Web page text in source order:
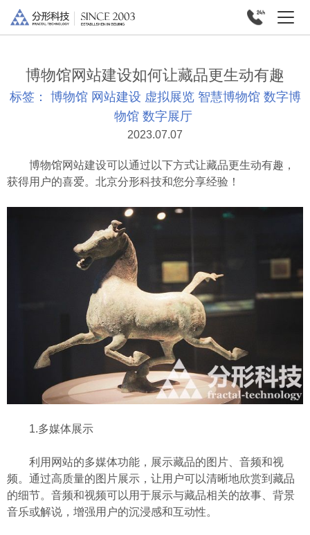
博物馆网站建设如何让藏品更生动有趣
标签： 博物馆 网站建设 虚拟展览 智慧博物馆 数字博
物馆 数字展厅
2023.07.07
博物馆网站建设可以通过以下方式让藏品更生动有趣，
获得用户的喜爱。北京分形科技和您分享经验！
1.多媒体展示
利用网站的多媒体功能，展示藏品的图片、音频和视
频。通过高质量的图片展示，让用户可以清晰地欣赏到藏品
的细节。音频和视频可以用于展示与藏品相关的故事、背景
音乐或解说，增强用户的沉浸感和互动性。